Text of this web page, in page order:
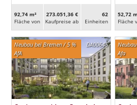
92,74 m²
Fläche von
273.051,36 €
Kaufpreise ab
62
Ein­heiten
52,72
Fläche
DA00645
Neubau bei Bremen / 5 %
AfA
Afa